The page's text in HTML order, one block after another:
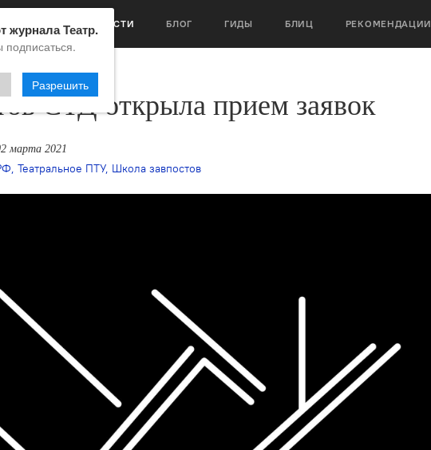
НОВОСТИ БЛОГ ГИДЫ БЛИЦ РЕКОМЕНДАЦИИ
СТД открыла прием заявок
марта 2021
, Театральное ПТУ, Школа завпостов
журнала Театр.
Разрешить